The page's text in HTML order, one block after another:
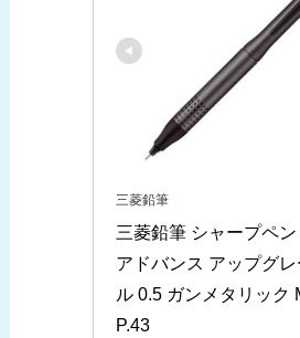
三菱鉛筆
三菱鉛筆 シャープペ
アドバンス アップグ
ル 0.5 ガンメタリック
P.43